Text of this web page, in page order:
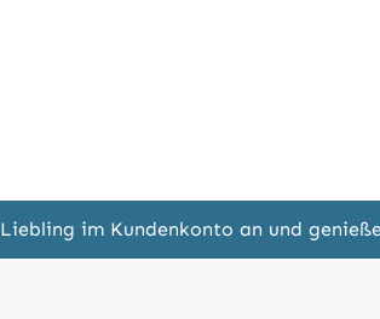
im Kundenkonto an und